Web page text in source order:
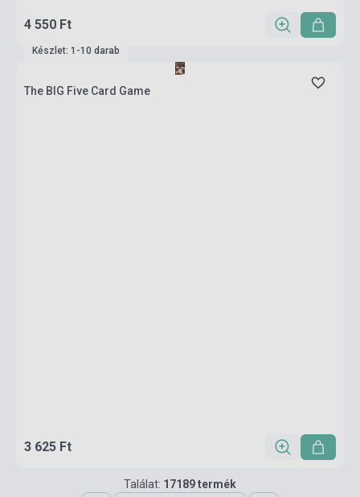
4 550 Ft
Készlet: 1-10 darab
The BIG Five Card Game
3 625 Ft
Találat: 17189 termék